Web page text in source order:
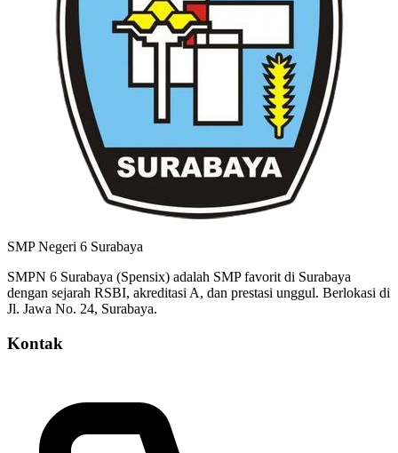
SMP Negeri 6 Surabaya
SMPN 6 Surabaya (Spensix) adalah SMP favorit di Surabaya
dengan sejarah RSBI, akreditasi A, dan prestasi unggul. Berlokasi di
Jl. Jawa No. 24, Surabaya.
Kontak